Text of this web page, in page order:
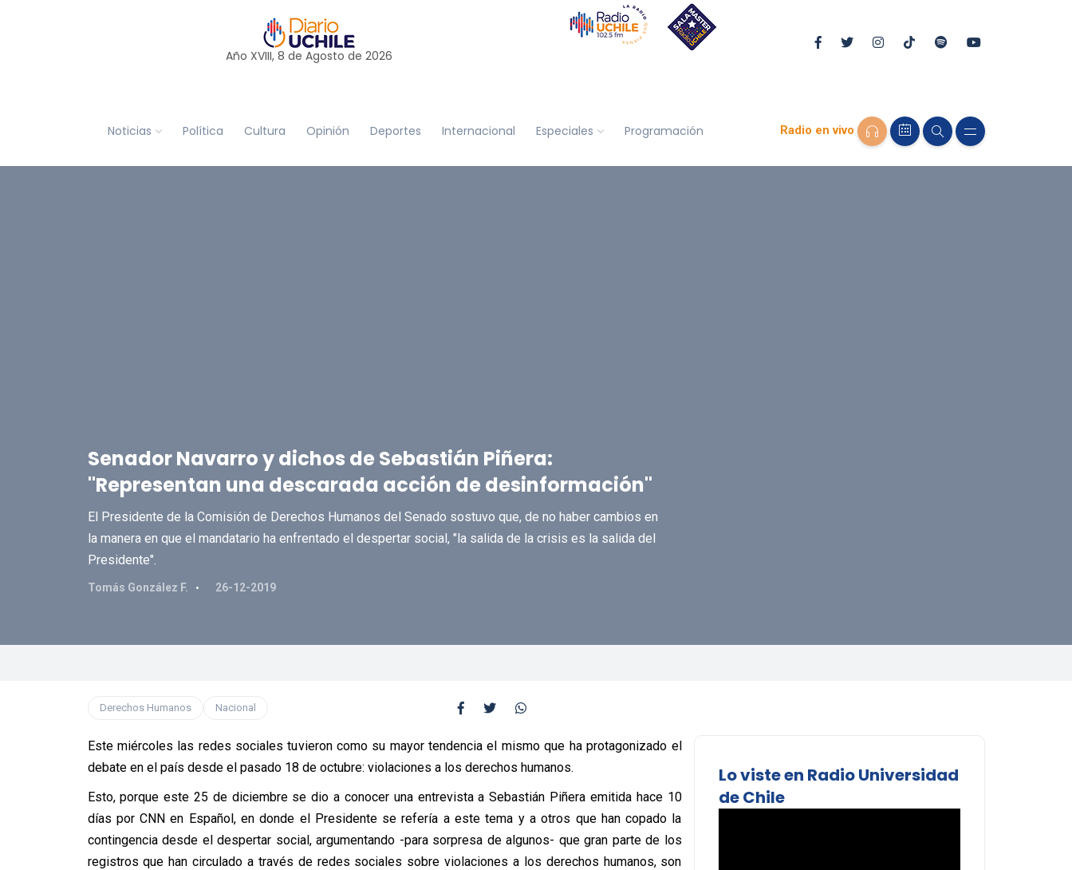
Año XVIII, 8 de Agosto de 2026
Noticias Política Cultura Opinión Deportes Internacional Especiales Programación Radio en vivo
Senador Navarro y dichos de Sebastián Piñera:
"Representan una descarada acción de desinformación"
El Presidente de la Comisión de Derechos Humanos del Senado sostuvo que, de no haber cambios en
la manera en que el mandatario ha enfrentado el despertar social, "la salida de la crisis es la salida del
Presidente".
Tomás González F. 26-12-2019
Derechos Humanos Nacional
Este miércoles las redes sociales tuvieron como su mayor tendencia el mismo que ha protagonizado el
debate en el país desde el pasado 18 de octubre: violaciones a los derechos humanos.
Esto, porque este 25 de diciembre se dio a conocer una entrevista a Sebastián Piñera emitida hace 10
días por CNN en Español, en donde el Presidente se refería a este tema y a otros que han copado la
contingencia desde el despertar social, argumentando -para sorpresa de algunos- que gran parte de los
registros que han circulado a través de redes sociales sobre violaciones a los derechos humanos, son
Lo viste en Radio Universidad
de Chile